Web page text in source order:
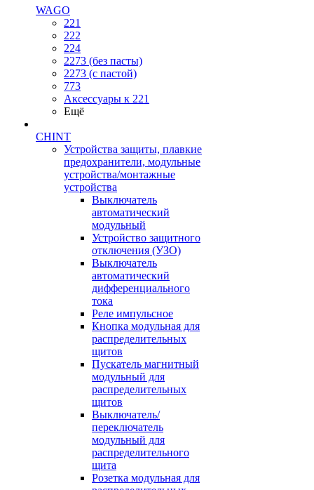
WAGO
221
222
224
2273 (без пасты)
2273 (с пастой)
773
Аксессуары к 221
Ещё
CHINT
Устройства защиты, плавкие
предохранители, модульные
устройства/монтажные
устройства
Выключатель
автоматический
модульный
Устройство защитного
отключения (УЗО)
Выключатель
автоматический
дифференциального
тока
Реле импульсное
Кнопка модульная для
распределительных
щитов
Пускатель магнитный
модульный для
распределительных
щитов
Выключатель/
переключатель
модульный для
распределительного
щита
Розетка модульная для